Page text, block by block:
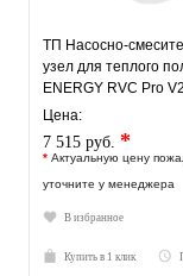
ТП Насосно-
узел для теплого
ENERGY RVC Pro
насоса)
Цена:
7 515 руб. *
* Актуальную цену
уточните у менеджера
В избранное
Купить в 1 клик